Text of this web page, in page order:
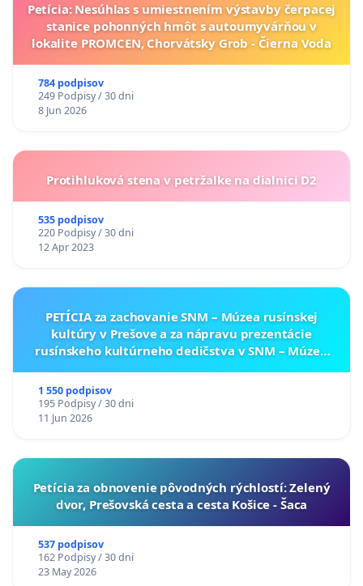
Petícia: Nesúhlas s umiestnením výstavby čerpacej
stanice pohonných hmôt s autoumyvárňou v
lokalite PROMCEN, Chorvátsky Grob - Čierna Voda
784 podpisov
249 Podpisy / 30 dni
8 Jun 2026
Protihluková stena v petržalke na dialnici D2
535 podpisov
220 Podpisy / 30 dni
12 Apr 2023
PETÍCIA za zachovanie SNM – Múzea rusínskej
kultúry v Prešove a za nápravu prezentácie
rusínskeho kultúrneho dedičstva v SNM – Múzeu
1 550 podpisov
195 Podpisy / 30 dni
11 Jun 2026
​Petícia za obnovenie pôvodných rýchlostí: Zelený
dvor, Prešovská cesta a cesta Košice - Šaca
537 podpisov
162 Podpisy / 30 dni
23 May 2026